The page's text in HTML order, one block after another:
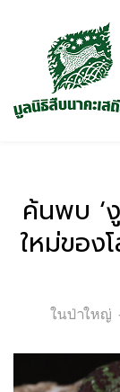
ค้นพบ ‘
ใหม่ของ
ในป่าใหญ่